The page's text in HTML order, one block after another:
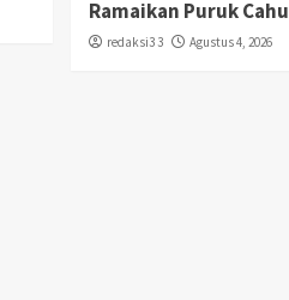
Ramaikan Puruk Cahu
redaksi3 3 Agustus 4, 2026